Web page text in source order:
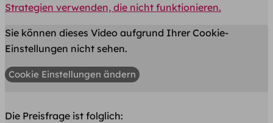
Strategien verwenden, die nicht funktionieren.
Sie können dieses Video aufgrund Ihrer Cookie-
Einstellungen nicht sehen.
Cookie Einstellungen ändern
Die Preisfrage ist folglich: